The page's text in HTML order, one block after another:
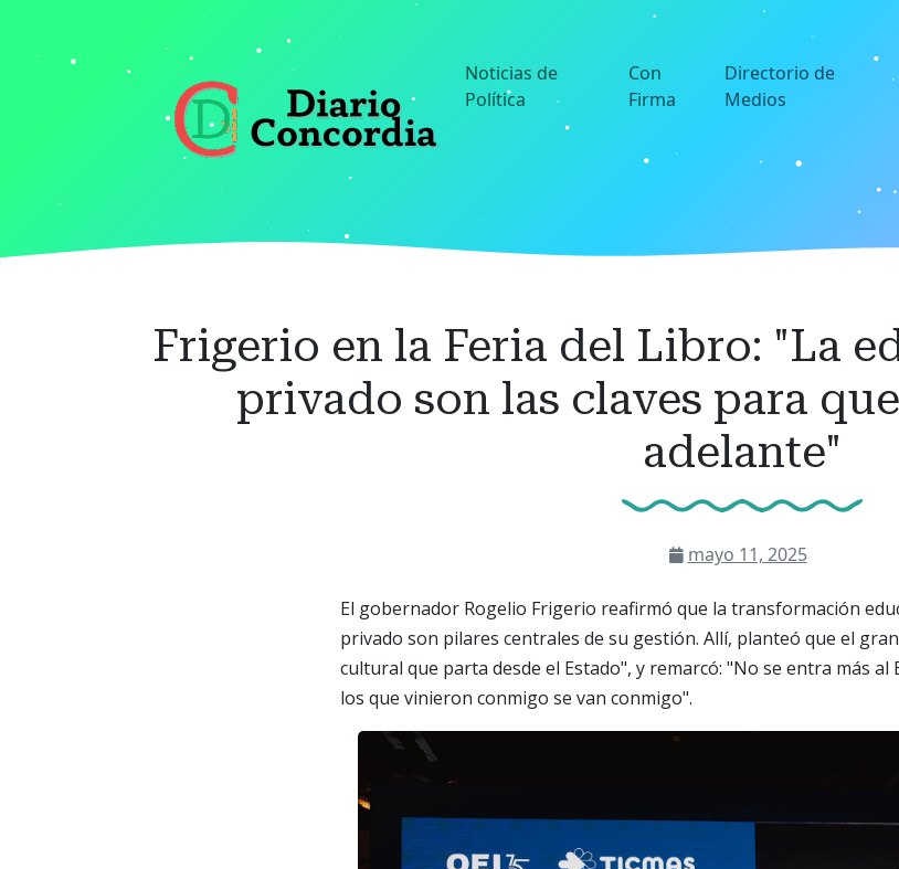
contenido
Noticias de
Política
Con
Firma
Directorio de
Medios
Frigerio en la Feria del Libro: "La
privado son las claves para
adelante"
mayo 11, 2025
El gobernador Rogelio Frigerio reafirmó que la transformación
privado son pilares centrales de su gestión. Allí, planteó que el
cultural que parta desde el Estado", y remarcó: "No se entra más al
los que vinieron conmigo se van conmigo".